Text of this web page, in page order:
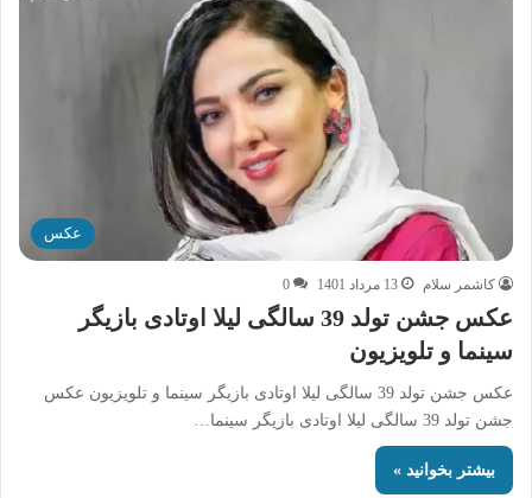
عکس
کاشمر سلام 13 مرداد 1401 0
عکس جشن تولد 39 سالگی لیلا اوتادی بازیگر
سینما و تلویزیون
عکس جشن تولد 39 سالگی لیلا اوتادی بازیگر سینما و تلویزیون عکس
جشن تولد 39 سالگی لیلا اوتادی بازیگر سینما…
بیشتر بخوانید »